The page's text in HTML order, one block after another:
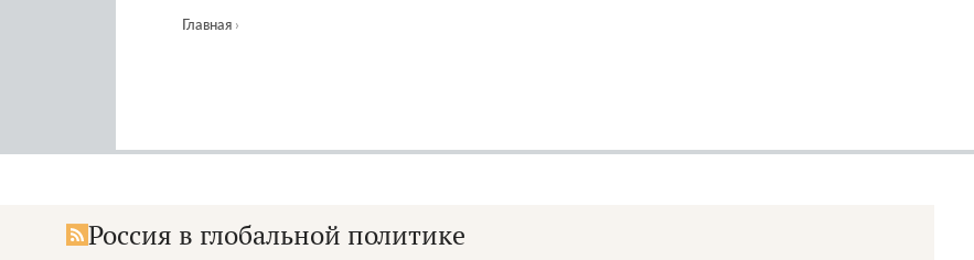
Главная ›
Россия в глобальной политике